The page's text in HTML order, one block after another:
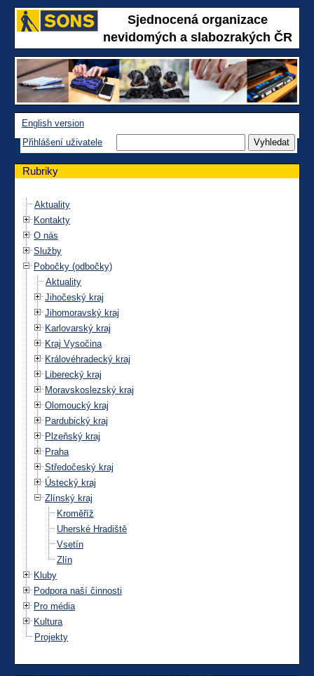
Sjednocená organizace
nevidomých a slabozrakých ČR
English version
Přihlášení uživatele
Rubriky
Aktuality
Kontakty
O nás
Služby
Pobočky (odbočky)
Aktuality
Jihočeský kraj
Jihomoravský kraj
Karlovarský kraj
Kraj Vysočina
Královéhradecký kraj
Liberecký kraj
Moravskoslezský kraj
Olomoucký kraj
Pardubický kraj
Plzeňský kraj
Praha
Středočeský kraj
Ústecký kraj
Zlínský kraj
Kroměříž
Uherské Hradiště
Vsetín
Zlín
Kluby
Podpora naší činnosti
Pro média
Kultura
Projekty